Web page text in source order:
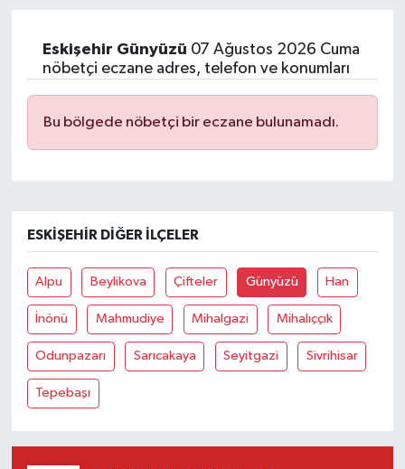
Eskişehir Günyüzü 07 Ağustos 2026 Cuma
nöbetçi eczane adres, telefon ve konumları
Bu bölgede nöbetçi bir eczane bulunamadı.
ESKIŞEHIR DIĞER İLÇELER
Alpu Beylikova Çifteler Günyüzü Han
İnönü Mahmudiye Mihalgazi Mihalıççık
Odunpazarı Sarıcakaya Seyitgazi Sivrihisar
Tepebaşı